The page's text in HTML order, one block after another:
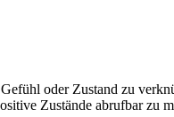
oder Zustand zu
Zustände abrufbar zu